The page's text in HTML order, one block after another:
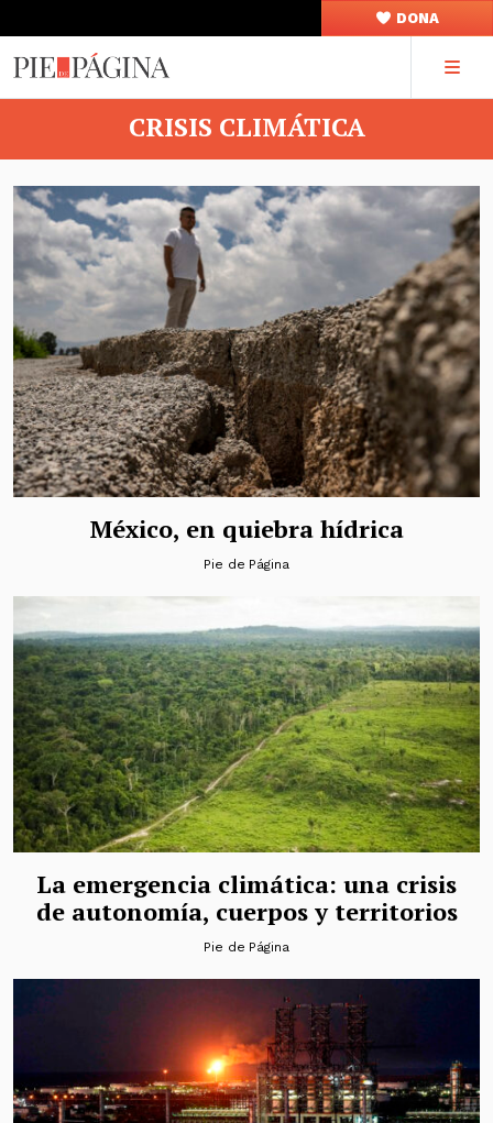
DONA
CRISIS CLIMÁTICA
México, en quiebra hídrica
Pie de Página
La emergencia climática: una crisis
de autonomía, cuerpos y territorios
Pie de Página